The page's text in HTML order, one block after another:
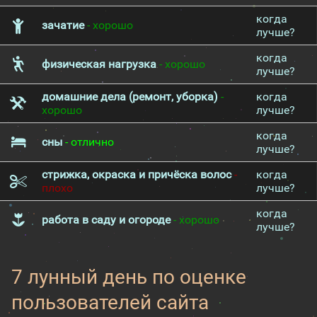
зачатие- хорошо
когда
лучше?
физическая нагрузка- хорошо
когда
лучше?
домашние дела (ремонт, уборка) -
хорошо
когда
лучше?
сны - отлично
когда
лучше?
стрижка, окраска и причёска волос-
плохо
когда
лучше?
работа в саду и огороде- хорошо
когда
лучше?
7 лунный день по оценке
пользователей сайта